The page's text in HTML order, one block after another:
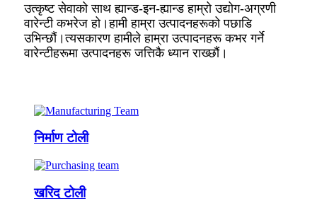
उत्कृष्ट सेवाको साथ ह्यान्ड-इन-ह्यान्ड हाम्रो उद्योग-अग्रणी
वारेन्टी कभरेज हो।हामी हाम्रा उत्पादनहरूको पछाडि
उभिन्छौं।त्यसकारण हामीले हाम्रा उत्पादनहरू कभर गर्ने
वारेन्टीहरूमा उत्पादनहरू जत्तिकै ध्यान राख्छौं।
निर्माण टोली
खरिद टोली